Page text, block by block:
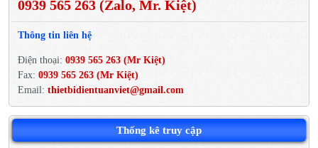
0939 565 263 (Zalo, Mr. Kiệt)
Thông tin liên hệ
Điện thoại: 0939 565 263 (Mr Kiệt)
Fax: 0939 565 263 (Mr Kiệt)
Email: thietbidientuanviet@gmail.com
Thống kê truy cập